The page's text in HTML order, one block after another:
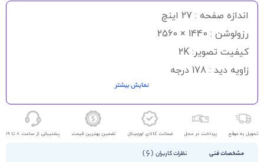
اندازه صفحه : 27 اینچ
رزولوشن : 1440 × 2560
کیفیت تصویر: 2K
زاویه دید : 178 درجه
نمایش بیشتر
تحویل به موقع پرداخت در محل ضمانت کالای اورجینال تضمین بهترین قیمت پشتیبانی از ساعت 8 تا 19
مشخصات فنی نظرات کاربران 6